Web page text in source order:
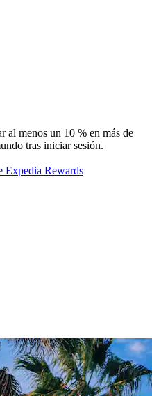
al menos un 10 % en más de
tras iniciar sesión.
Expedia Rewards